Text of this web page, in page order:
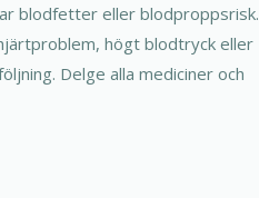
blodfetter eller blodproppsrisk.
högt blodtryck eller
Delge alla mediciner och